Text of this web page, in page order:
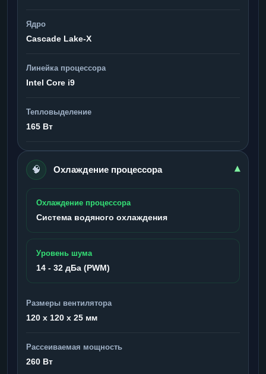
Ядро
Cascade Lake-X
Линейка процессора
Intel Core i9
Тепловыделение
165 Вт
🧠 Охлаждение процессора ▾
Охлаждение процессора
Система водяного охлаждения
Уровень шума
14 - 32 дБа (PWM)
Размеры вентилятора
120 x 120 x 25 мм
Рассеиваемая мощность
260 Вт